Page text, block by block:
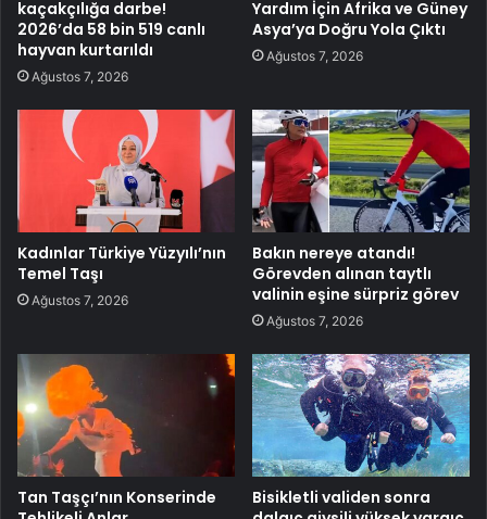
kaçakçılığa darbe!
2026’da 58 bin 519 canlı
hayvan kurtarıldı
Ağustos 7, 2026
Yardım İçin Afrika ve Güney
Asya’ya Doğru Yola Çıktı
Ağustos 7, 2026
Kadınlar Türkiye Yüzyılı’nın
Temel Taşı
Ağustos 7, 2026
Bakın nereye atandı!
Görevden alınan taytlı
valinin eşine sürpriz görev
Ağustos 7, 2026
Tan Taşçı’nın Konserinde
Bisikletli validen sonra